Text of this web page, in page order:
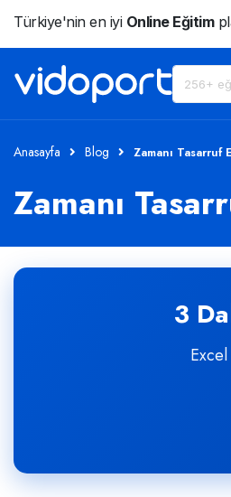
Türkiye'nin en iyi Online Eğitim
Anasayfa Blog Zamanı Tasarruf
Zamanı
3